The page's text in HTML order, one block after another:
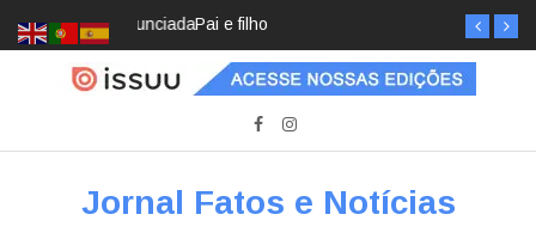
Pai e filho
Jornal Fatos e Notícias